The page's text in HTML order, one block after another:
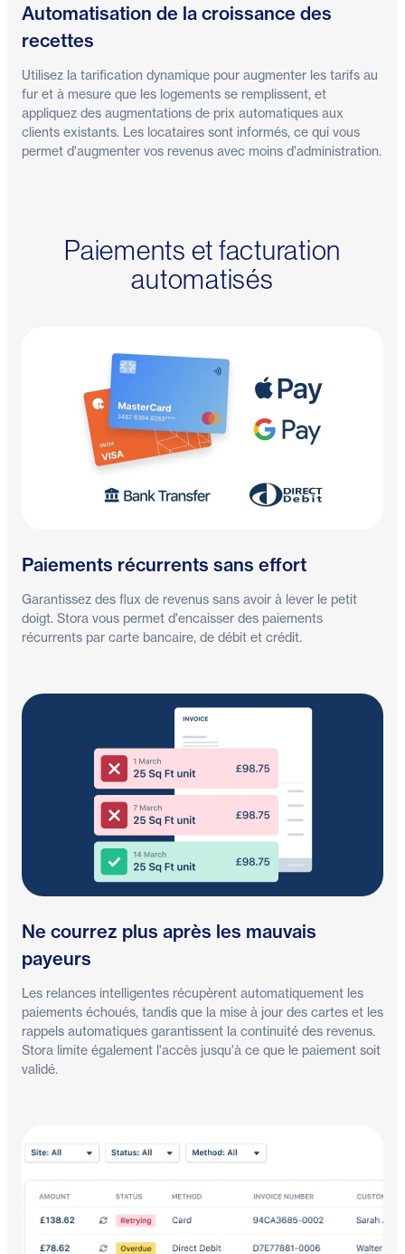
Automatisation de la croissance des
recettes
Utilisez la tarification dynamique pour augmenter les tarifs au
fur et à mesure que les logements se remplissent, et
appliquez des augmentations de prix automatiques aux
clients existants. Les locataires sont informés, ce qui vous
permet d'augmenter vos revenus avec moins d'administration.
Paiements et facturation
automatisés
Paiements récurrents sans effort
Garantissez des flux de revenus sans avoir à lever le petit
doigt. Stora vous permet d'encaisser des paiements
récurrents par carte bancaire, de débit et crédit.
Ne courrez plus après les mauvais
payeurs
Les relances intelligentes récupèrent automatiquement les
paiements échoués, tandis que la mise à jour des cartes et les
rappels automatiques garantissent la continuité des revenus.
Stora limite également l'accès jusqu'à ce que le paiement soit
validé.